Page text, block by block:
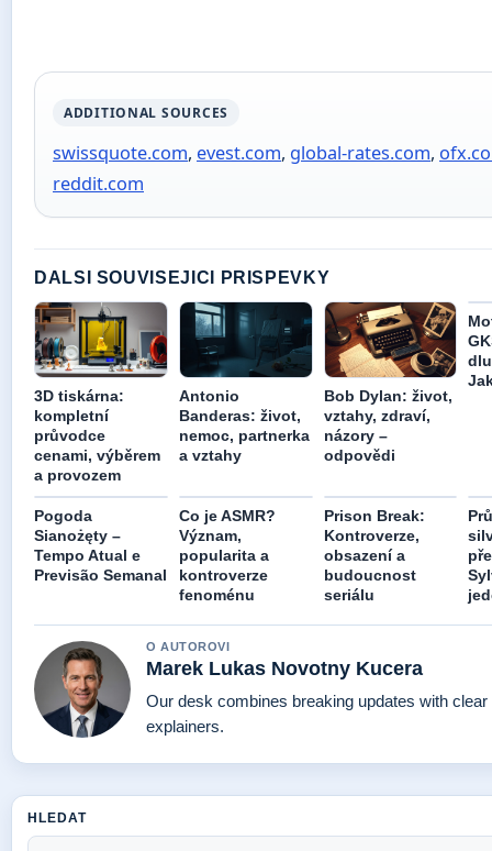
ADDITIONAL SOURCES
swissquote.com, evest.com, global-rates.com,
reddit.com
DALSI SOUVISEJICI PRISPEVKY
3D tiskárna:
kompletní
průvodce
cenami, výběrem
a provozem
Antonio
Banderas: život,
nemoc, partnerka
a vztahy
Bob Dylan: život,
vztahy, zdraví,
názory –
odpovědi
Pogoda
Sianożęty –
Tempo Atual e
Previsão Semanal
Co je ASMR?
Význam,
popularita a
kontroverze
fenoménu
Prison Break:
Kontroverze,
obsazení a
budoucnost
seriálu
O AUTOROVI
Marek Lukas Novotny Kucera
Our desk combines breaking updates with clear
explainers.
HLEDAT